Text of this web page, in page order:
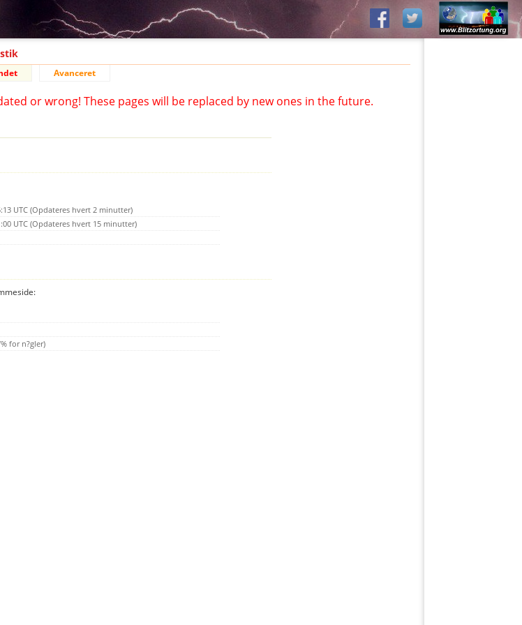
Avanceret
or wrong! These pages will be replaced by new ones in the future.
UTC (Opdateres hvert 2 minutter)
UTC (Opdateres hvert 15 minutter)
for n?gler)